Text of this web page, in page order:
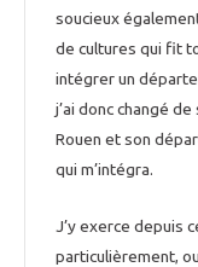
soucieux
de cultures qui fit
intégrer un
j’ai donc changé
Rouen et son
qui m’intégra.
J’y exerce depuis
particulièrement,